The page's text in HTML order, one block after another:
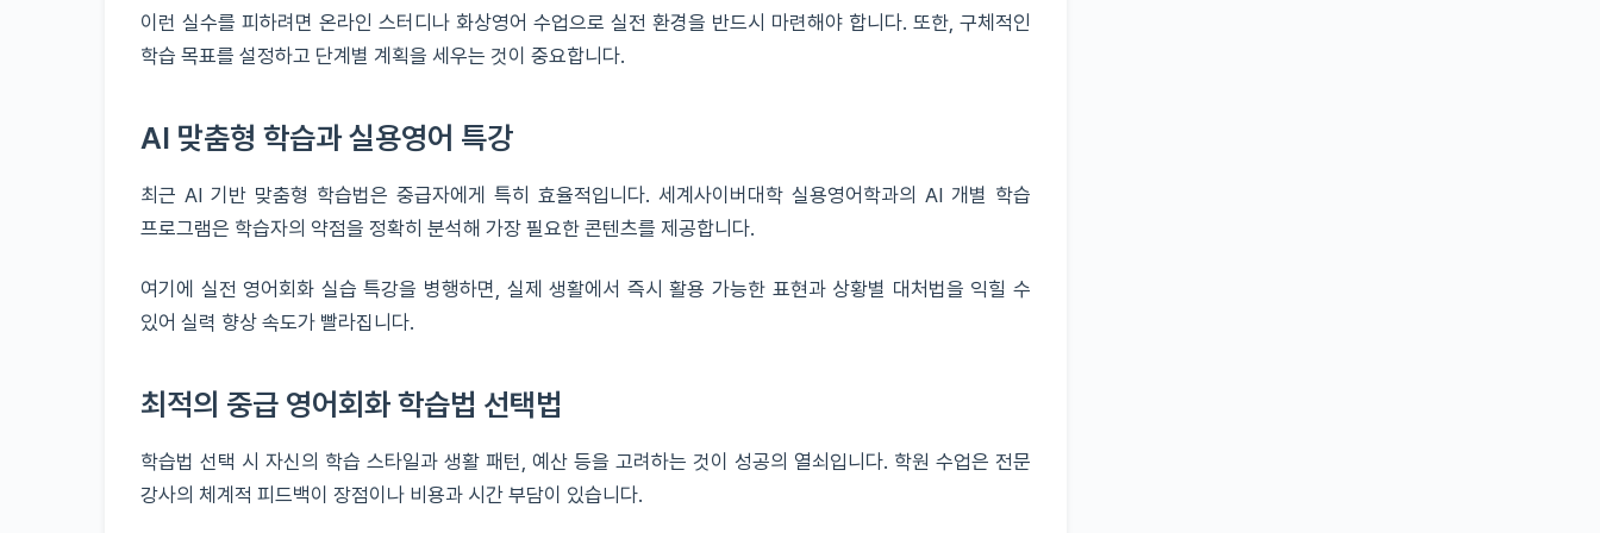
이런 실수를 피하려면 온라인 스터디나 화상영어 수업으로 실전 환경을 반드시 마련해야 합니다. 또한, 구체적인
학습 목표를 설정하고 단계별 계획을 세우는 것이 중요합니다.
AI 맞춤형 학습과 실용영어 특강
최근 AI 기반 맞춤형 학습법은 중급자에게 특히 효율적입니다. 세계사이버대학 실용영어학과의 AI 개별 학습
프로그램은 학습자의 약점을 정확히 분석해 가장 필요한 콘텐츠를 제공합니다.
여기에 실전 영어회화 실습 특강을 병행하면, 실제 생활에서 즉시 활용 가능한 표현과 상황별 대처법을 익힐 수
있어 실력 향상 속도가 빨라집니다.
최적의 중급 영어회화 학습법 선택법
학습법 선택 시 자신의 학습 스타일과 생활 패턴, 예산 등을 고려하는 것이 성공의 열쇠입니다. 학원 수업은 전문
강사의 체계적 피드백이 장점이나 비용과 시간 부담이 있습니다.